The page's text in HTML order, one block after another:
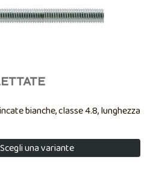
bianche, classe 4.8, lunghezza
Scegli una variante